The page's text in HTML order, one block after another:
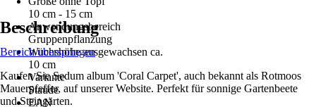
10 cm - 15 cm
Anwendungsbereich
Gruppenpflanzung
Wuchshöhe ausgewachsen ca.
10 cm
Variante
Staude
EAN
Beschreibung
Bereich überspringen
Kaufen Sie Sedum album 'Coral Carpet', auch bekannt als Rotmoos
Mauerpfeffer, auf unserer Website. Perfekt für sonnige Gartenbeete
und Steingärten.